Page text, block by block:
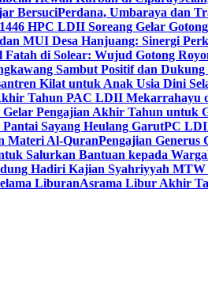
BersuciPerdana, Umbaraya dan
HPC LDII Soreang Gelar
MUI Desa Hanjuang: Sinergi
di Solear: Wujud Gotong
Sambut Positif dan
Kilat untuk Anak Usia Dini
Tahun PAC LDII Mekarrahayu
Pengajian Akhir Tahun untuk
Sayang Heulang GarutPC
Materi Al-QuranPengajian
Salurkan Bantuan kepada Warga
Hadiri Kajian Syahriyyah
LiburanAsrama Libur Akhir